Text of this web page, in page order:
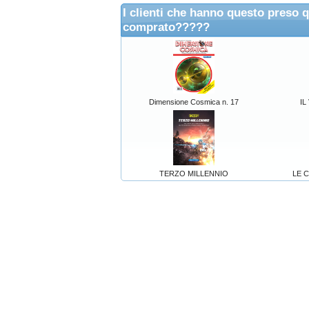
I clienti che hanno questo preso
comprato?????
Dimensione Cosmica n. 17 IL
TERZO MILLENNIO LE